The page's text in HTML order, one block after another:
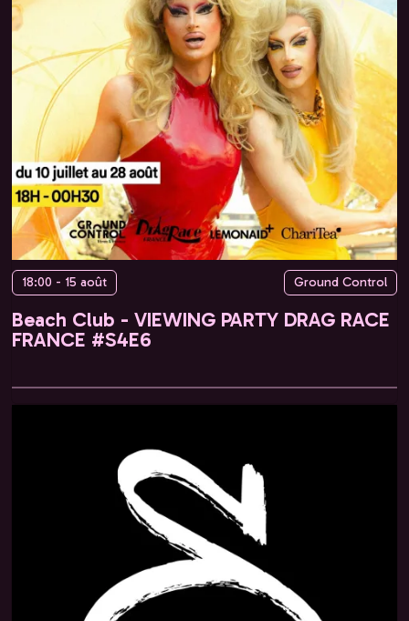
18:00 - 15 août Ground Control
Beach Club - VIEWING PARTY DRAG RACE
FRANCE #S4E6